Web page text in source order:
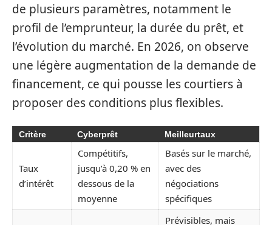
de plusieurs paramètres, notamment le
profil de l’emprunteur, la durée du prêt, et
l’évolution du marché. En 2026, on observe
une légère augmentation de la demande de
financement, ce qui pousse les courtiers à
proposer des conditions plus flexibles.
Critère Cyberprêt Meilleurtaux
Taux
d’intérêt
Compétitifs,
jusqu’à 0,20 % en
dessous de la
moyenne
Basés sur le marché,
avec des
négociations
spécifiques
Prévisibles, mais